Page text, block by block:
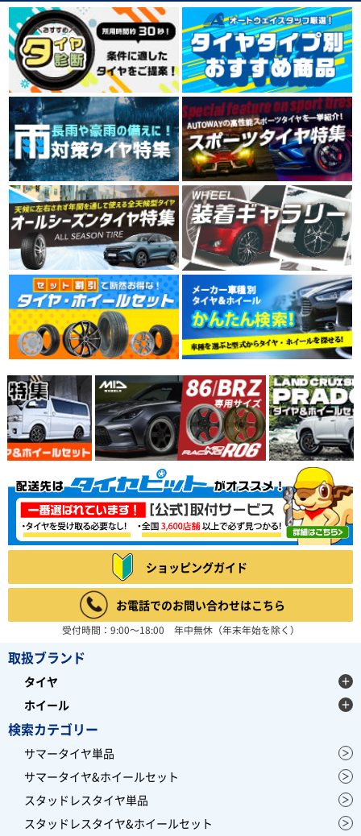
ショッピングガイド
お電話でのお問い合わせはこちら
受付時間：9:00～18:00 年中無休（年末年始を除く）
取扱ブランド
タイヤ
ホイール
検索カテゴリー
サマータイヤ単品
サマータイヤ&ホイールセット
スタッドレスタイヤ単品
スタッドレスタイヤ&ホイールセット